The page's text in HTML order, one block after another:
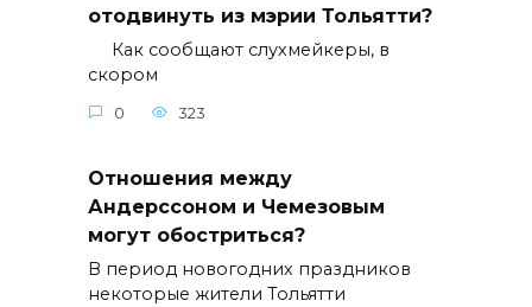
отодвинуть из мэрии Тольятти?
Как сообщают слухмейкеры, в
скором
0 323
Отношения между
Андерссоном и Чемезовым
могут обостриться?
В период новогодних праздников
некоторые жители Тольятти